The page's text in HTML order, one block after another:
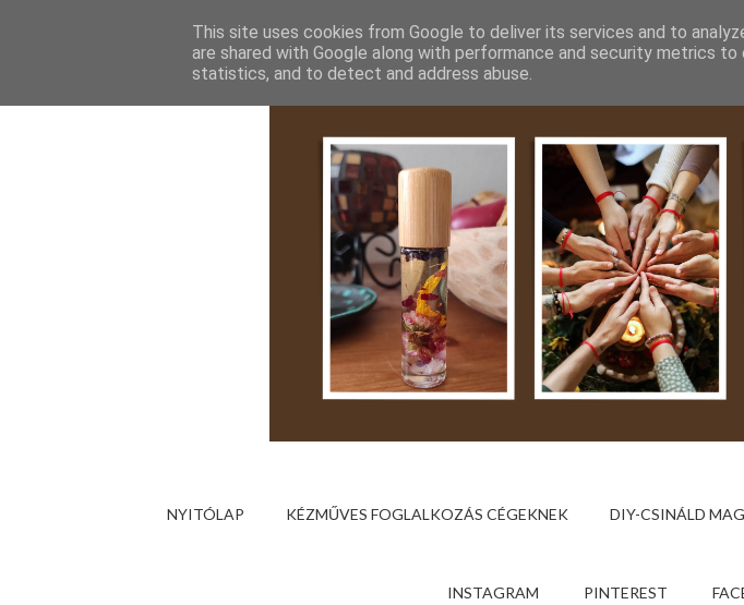
NYITÓLAP KÉZMŰVES FOGLALKOZÁS CÉGEKNEK DIY-CSINÁLD
INSTAGRAM PINTEREST
This site uses cookies from Google to deliver its services and to
are shared with Google along with performance and security metrics
statistics, and to detect and address abuse.